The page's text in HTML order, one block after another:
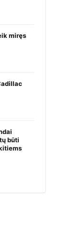
miręs
būti